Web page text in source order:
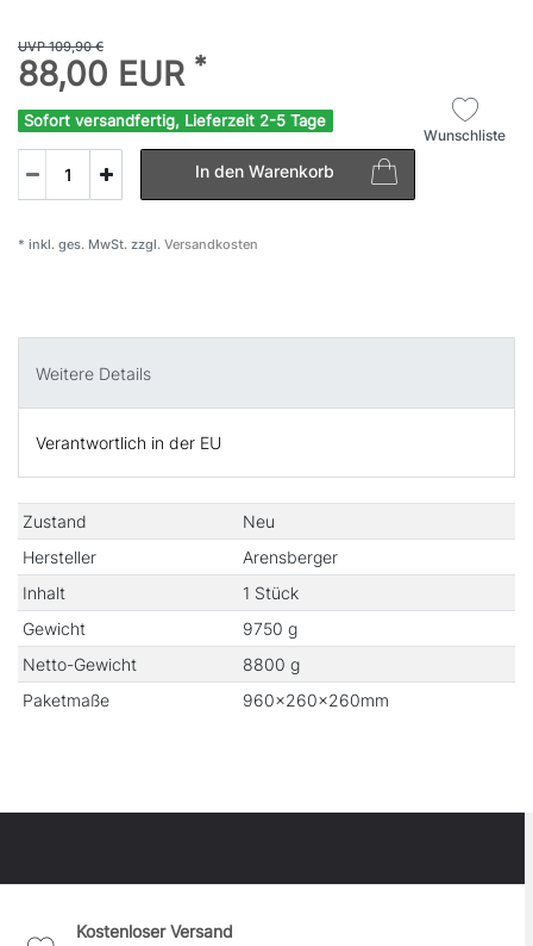
UVP 109,90 €
88,00 EUR *
Sofort versandfertig, Lieferzeit 2-5 Tage
In den Warenkorb
Wunschliste
* inkl. ges. MwSt. zzgl. Versandkosten
Weitere Details
Verantwortlich in der EU
Technisches
Merkmal
Wert
Zustand
Neu
Hersteller
Arensberger
Inhalt
1 Stück
Gewicht
9750 g
Netto-Gewicht
8800 g
Paketmaße
960×260×260mm
Kostenloser Versand